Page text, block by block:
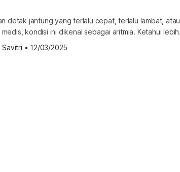
detak jantung yang terlalu cepat, terlalu lambat, atau
kondisi ini dikenal sebagai aritmia. Ketahui lebih
dan cara mengatasinya dalam pembahasan di
adalah gangguan irama jantung yang dapat
Savitri • 12/03/2025